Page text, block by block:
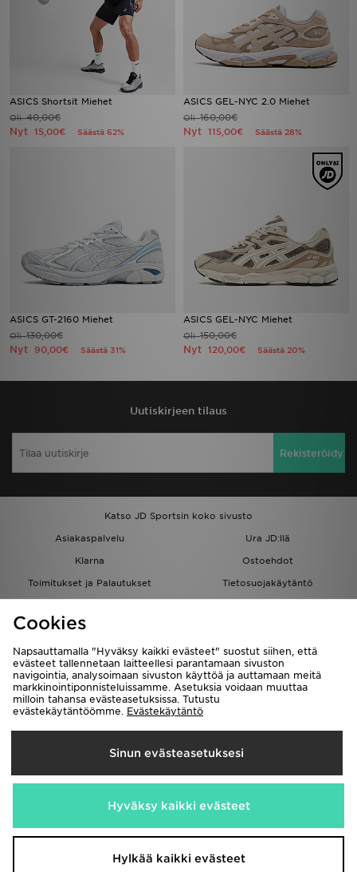
ASICS Shortsit Miehet
Oli40,00€
Nyt 15,00€ Säästä 62%
ASICS GEL-NYC 2.0 Miehet
Oli160,00€
Nyt 115,00€ Säästä 28%
ASICS GT-2160 Miehet
Oli130,00€
Nyt 90,00€ Säästä 31%
ASICS GEL-NYC Miehet
Oli150,00€
Nyt 120,00€ Säästä 20%
Uutiskirjeen tilaus
Rekisteröidy
Katso JD Sportsin koko sivusto
Asiakaspalvelu
Ura JD:llä
Klarna
Ostoehdot
Toimitukset ja Palautukset
Tietosuojakäytäntö
Löydä myymälä
Kumppanuusohjelma
JD Blog
Toimitetaan
Suomi
Me hyväksymme seuraavat maksutavat
Vieraile yrityksemme sivullawww.jdplc.com
Cookies
Napsauttamalla "Hyväksy kaikki evästeet" suostut siihen, että
evästeet tallennetaan laitteellesi parantamaan sivuston
navigointia, analysoimaan sivuston käyttöä ja auttamaan meitä
markkinointiponnisteluissamme. Asetuksia voidaan muuttaa
milloin tahansa evästeasetuksissa. Tutustu
evästekäytäntöömme. Evästekäytäntö
Sinun evästeasetuksesi
Hyväksy kaikki evästeet
Hylkää kaikki evästeet